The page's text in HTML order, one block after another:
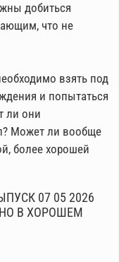
добиться
что не
взять под
и попытаться
ли они
Может ли вообще
более хорошей
В ХОРОШЕМ